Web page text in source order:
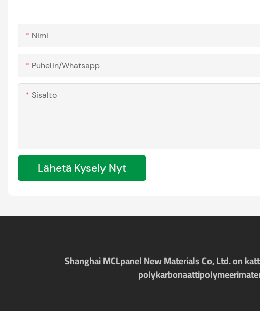
Nimi
Puhelin/whatsapp
Sisältö
Lähetä Kysely Nyt
Shanghai MCLpanel New Materials Co, Ltd. on